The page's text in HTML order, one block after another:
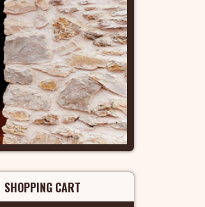
SHOPPING CART